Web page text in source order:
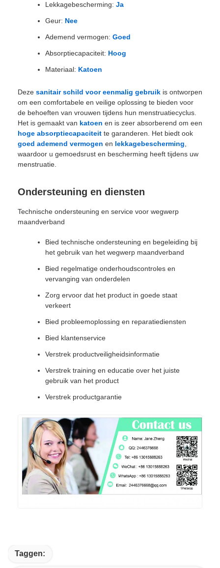
Lekkagebescherming: Ja
Geur: Nee
Ademend vermogen: Goed
Absorptiecapaciteit: Hoog
Materiaal: Katoen
Deze sanitair schild voor eenmalig gebruik is ontworpen
om een comfortabele en veilige oplossing te bieden voor
de behoeften van vrouwen tijdens hun menstruatiecyclus.
Het is gemaakt van katoen en is zeer absorberend om een
hoge absorptiecapaciteit te garanderen. Het biedt ook
goed ademend vermogen en lekkagebescherming
waardoor u gemoedsrust en bescherming heeft tijdens uw
menstruatie.
Ondersteuning en diensten
Technische ondersteuning en service voor wegwerp
maandverband
Bied technische ondersteuning en begeleiding bij
het gebruik van het wegwerp maandverband
Bied regelmatige onderhoudscontroles en
vervanging van onderdelen
Zorg ervoor dat het product in goede staat
verkeert
Bied probleemoplossing en reparatiediensten
Bied klantenservice
Verstrek productveiligheidsinformatie
Verstrek training en educatie over het juiste
gebruik van het product
Verstrek productgarantie
Taggen: